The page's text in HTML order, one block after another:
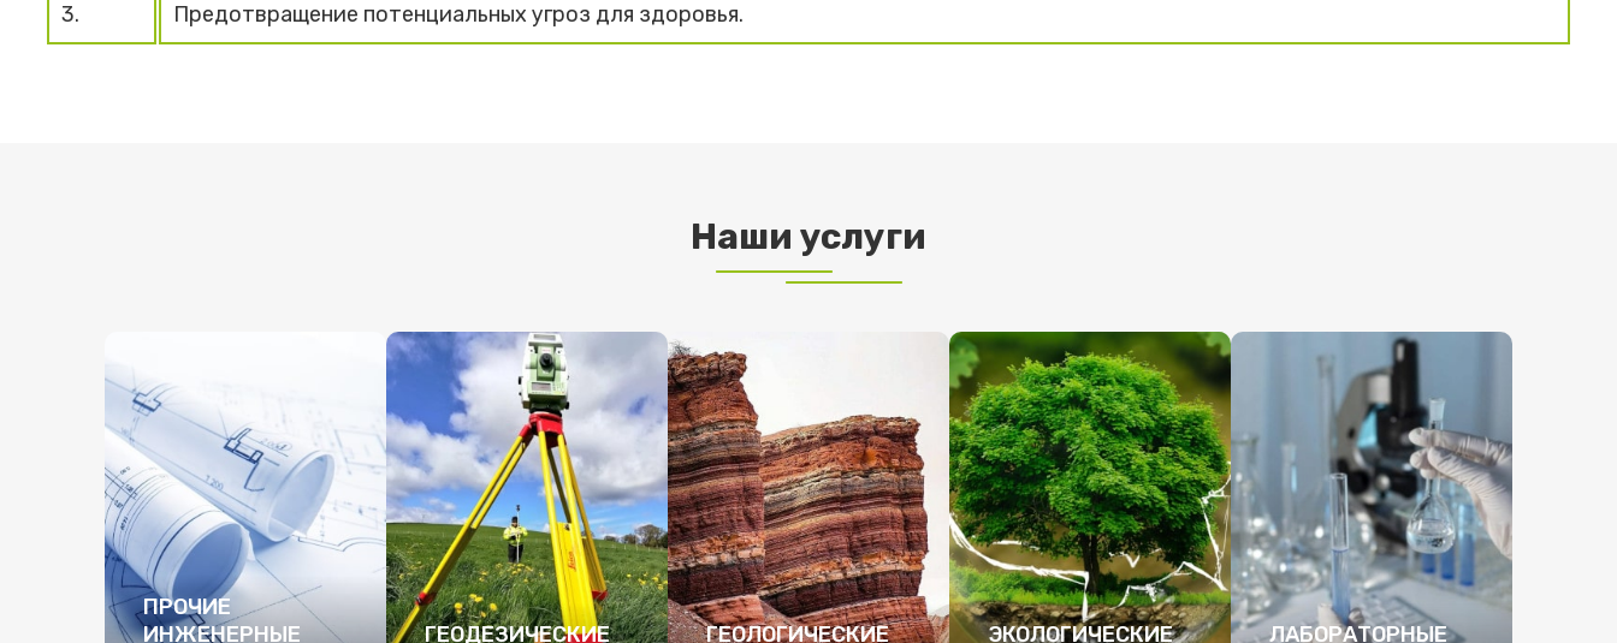
3. Предотвращение потенциальных угроз для здоровья.
Наши услуги
ПРОЧИЕ
ИНЖЕНЕРНЫЕ
ГЕОДЕЗИЧЕСКИЕ ГЕОЛОГИЧЕСКИЕ ЭКОЛОГИЧЕСКИЕ ЛАБОРАТОРНЫЕ